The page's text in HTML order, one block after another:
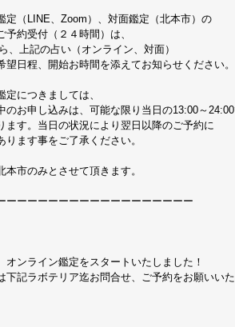
定（LINE、Zoom）、対面鑑定（北本市）の
予約受付（２４時間）は、
、上記の占い（オンライン、対面）
望日程、開始お時間を添えてお知らせください。
定につきましては、
のお申し込みは、可能な限り当日の13:00～
ます。当日の状況により翌日以降のご予約に
ります事をご了承ください。​
本市のみとさせて頂きます。
ーーーーーーーーーーーーーーーーーー
オンライン鑑定をスタートいたしました！
下記ラボテリア迄お問合せ、ご予約をお願いい